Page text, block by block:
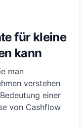
für kleine
kann
man
verstehen
einer
von Cashflow